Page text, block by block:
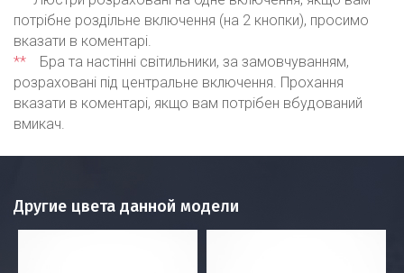
потрібне роздільне включення (на 2 кнопки), просимо
вказати в коментарі.
**
Бра та настінні світильники, за замовчуванням,
розраховані під центральне включення. Прохання
вказати в коментарі, якщо вам потрібен вбудований
вмикач.
Другие цвета данной модели